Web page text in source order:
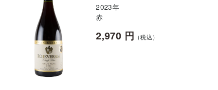
2023年
赤
2,970 円 （税込）